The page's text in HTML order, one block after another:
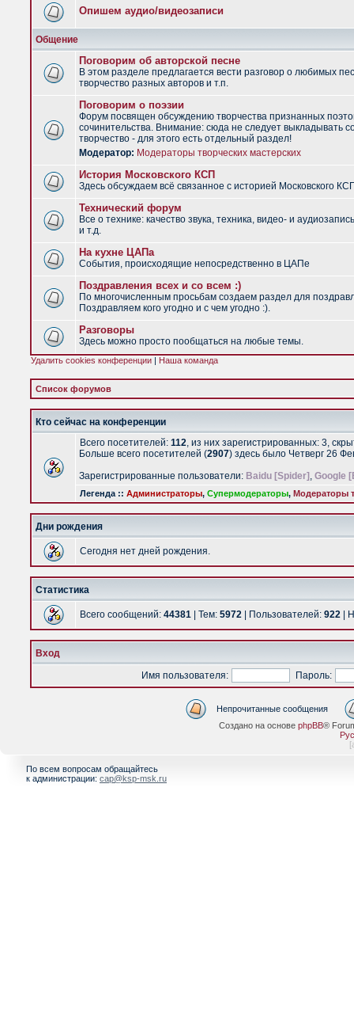
Опишем аудио/видеозаписи
Общение
Поговорим об авторской песне
В этом разделе предлагается вести разговор о любимых
творчество разных авторов и т.п.
Поговорим о поэзии
Форум посвящен обсуждению творчества признанных
сочинительства. Внимание: сюда не следует выкладывать
творчество - для этого есть отдельный раздел!
Модератор: Модераторы творческих мастерских
История Московского КСП
Здесь обсуждаем всё связанное с историей Московского
Технический форум
Все о технике: качество звука, техника, видео- и
и т.д.
На кухне ЦАПа
События, происходящие непосредственно в ЦАПе
Поздравления всех и со всем :)
По многочисленным просьбам создаем раздел для
Поздравляем кого угодно и с чем угодно :).
Разговоры
Здесь можно просто пообщаться на любые темы.
Удалить cookies конференции | Наша команда
Список форумов
Кто сейчас на конференции
Всего посетителей: 112, из них зарегистрированных: 3,
Больше всего посетителей (2907) здесь было Четверг 26
Зарегистрированные пользователи: Baidu [Spider] , Google
Легенда :: Администраторы, Супермодераторы, Модераторы
Дни рождения
Сегодня нет дней рождения.
Статистика
Всего сообщений: 44381 | Тем: 5972 | Пользователей: 922 |
Вход
Имя пользователя:
Пароль:
Непрочитанные сообщения
Создано на основе phpBB®
[
По всем вопросам обращайтесь
к администрации: cap@ksp-msk.ru